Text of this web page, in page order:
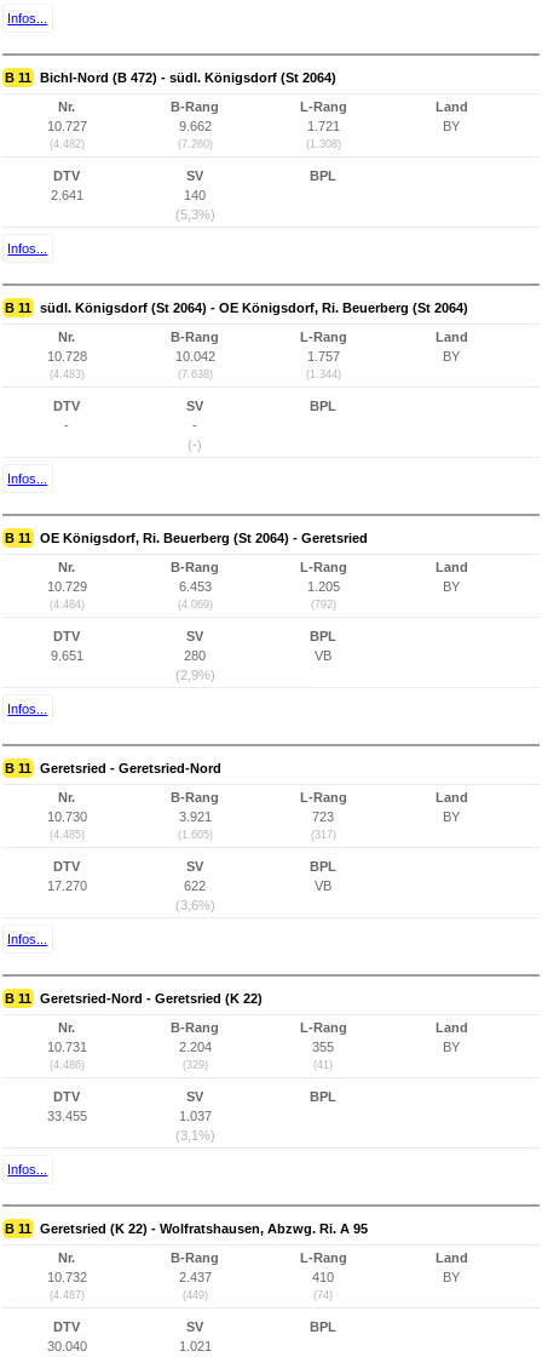
Infos...
B 11 Bichl-Nord (B 472) - südl. Königsdorf (St 2064)
Nr.
10.727
(4.482)
B-Rang
9.662
(7.260)
L-Rang
1.721
(1.308)
Land
BY
DTV
2.641
SV
140
(5,3%)
BPL
Infos...
B 11 südl. Königsdorf (St 2064) - OE Königsdorf, Ri. Beuerberg (St 2064)
Nr.
10.728
(4.483)
B-Rang
10.042
(7.638)
L-Rang
1.757
(1.344)
Land
BY
DTV
-
SV
-
(-)
BPL
Infos...
B 11 OE Königsdorf, Ri. Beuerberg (St 2064) - Geretsried
Nr.
10.729
(4.484)
B-Rang
6.453
(4.069)
L-Rang
1.205
(792)
Land
BY
DTV
9.651
SV
280
(2,9%)
BPL
VB
Infos...
B 11 Geretsried - Geretsried-Nord
Nr.
10.730
(4.485)
B-Rang
3.921
(1.605)
L-Rang
723
(317)
Land
BY
DTV
17.270
SV
622
(3,6%)
BPL
VB
Infos...
B 11 Geretsried-Nord - Geretsried (K 22)
Nr.
10.731
(4.486)
B-Rang
2.204
(329)
L-Rang
355
(41)
Land
BY
DTV
33.455
SV
1.037
(3,1%)
BPL
Infos...
B 11 Geretsried (K 22) - Wolfratshausen, Abzwg. Ri. A 95
Nr.
10.732
(4.487)
B-Rang
2.437
(449)
L-Rang
410
(74)
Land
BY
DTV
30.040
SV
1.021
BPL